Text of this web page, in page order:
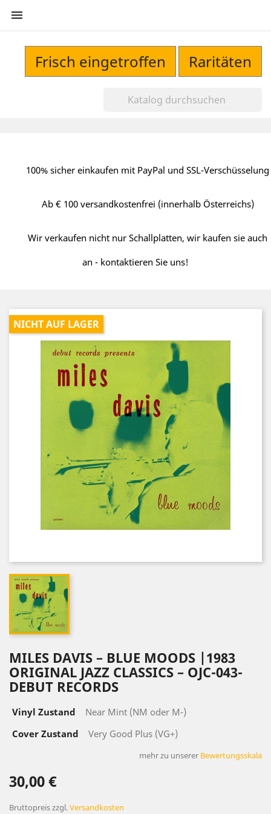

Frisch eingetroffen Raritäten
100% sicher einkaufen mit PayPal und SSL-Verschüsselung
Ab € 100 versandkostenfrei (innerhalb Österreichs)
Wir verkaufen nicht nur Schallplatten, wir kaufen sie auch
an - kontaktieren Sie uns!
NICHT AUF LAGER
MILES DAVIS – BLUE MOODS |1983
ORIGINAL JAZZ CLASSICS – OJC-043-
DEBUT RECORDS
Vinyl Zustand
Near Mint (NM oder M-)
Cover Zustand
Very Good Plus (VG+)
mehr zu unserer Bewertungsskala
30,00 €
Bruttopreiszzgl.Versandkosten